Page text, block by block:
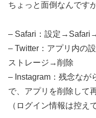
ちょっと面倒なんです
– Safari：設定
– Twitter：アプリ内の
ストレージ→削除
– Instagram：残念なが
で、アプリを削除して
（ログイン情報は控え